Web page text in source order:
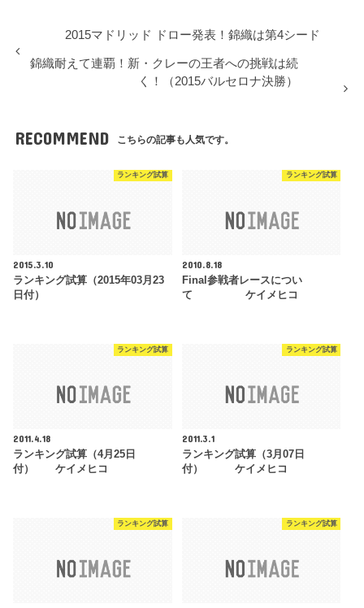
2015マドリッド ドロー発表！錦織は第4シード
錦織耐えて連覇！新・クレーの王者への挑戦は続
く！（2015バルセロナ決勝）
RECOMMEND こちらの記事も人気です。
ランキング試算
2015.3.10
ランキング試算（2015年03月23
日付）
ランキング試算
2010.8.18
Final参戦者レースについ
て ケイメヒコ
ランキング試算
2011.4.18
ランキング試算（4月25日
付） ケイメヒコ
ランキング試算
2011.3.1
ランキング試算（3月07日
付） ケイメヒコ
ランキング試算 ランキング試算